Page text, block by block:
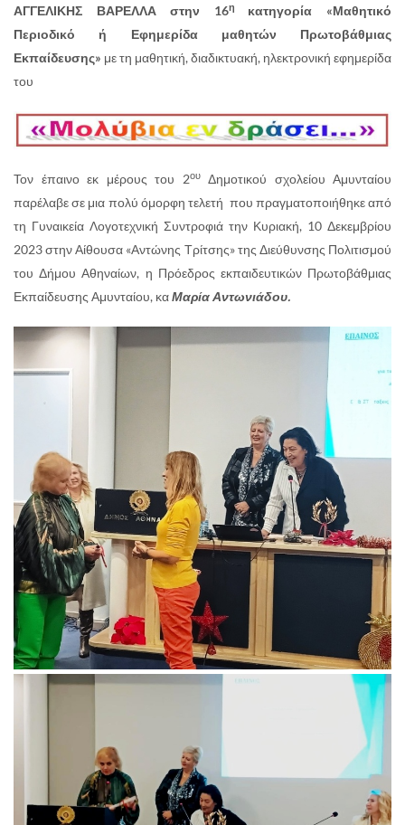
ΑΓΓΕΛΙΚΗΣ ΒΑΡΕΛΛΑ στην 16η κατηγορία «Μαθητικό
Περιοδικό ή Εφημερίδα μαθητών Πρωτοβάθμιας
Εκπαίδευσης» με τη μαθητική, διαδικτυακή, ηλεκτρονική εφημερίδα
του
Τον έπαινο εκ μέρους του 2ουΔημοτικού σχολείου Αμυνταίου
παρέλαβε σε μια πολύ όμορφη τελετή που πραγματοποιήθηκε από
τη Γυναικεία Λογοτεχνική Συντροφιά την Κυριακή, 10 Δεκεμβρίου
2023 στην Αίθουσα «Αντώνης Τρίτσης» της Διεύθυνσης Πολιτισμού
του Δήμου Αθηναίων, η Πρόεδρος εκπαιδευτικών Πρωτοβάθμιας
Εκπαίδευσης Αμυνταίου, καΜαρία Αντωνιάδου.